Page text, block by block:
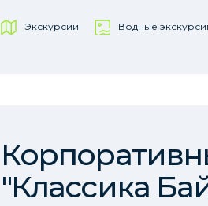
Экскурсии Водные
"Классика